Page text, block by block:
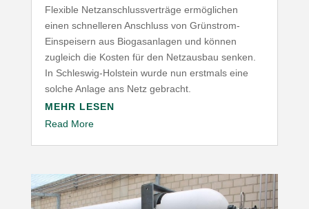
Flexible Netz­an­schluss­ver­träge ermög­lichen
einen schnel­leren Anschluss von Grünstrom-​
Einspeisern aus Biogas­an­lagen und können
zugleich die Kosten für den Netz­ausbau senken.
In Schleswig-​Holstein wurde nun erstmals eine
solche Anlage ans Netz gebracht.
MEHR LESEN
Read More